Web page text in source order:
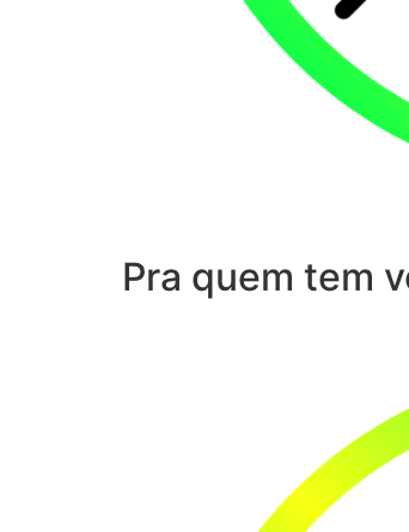
Pra quem tem